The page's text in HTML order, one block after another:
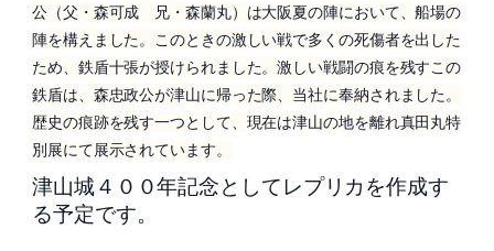
公（父・森可成 兄・森蘭丸）は大阪夏の陣において、船場の
陣を構えました。このときの激しい戦で多くの死傷者を出した
ため、鉄盾十張が授けられました。激しい戦闘の痕を残すこの
鉄盾は、森忠政公が津山に帰った際、当社に奉納されました。
歴史の痕跡を残す一つとして、現在は津山の地を離れ真田丸特
別展にて展示されています。
津山城４００年記念としてレプリカを作成す
る予定です。